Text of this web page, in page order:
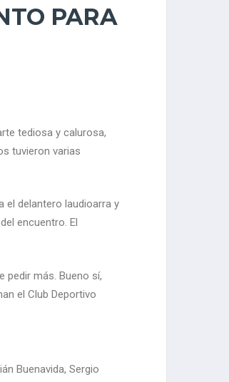
PARA
tediosa y calurosa,
tuvieron varias
el delantero laudioarra y
encuentro. El
pedir más. Bueno sí,
el Club Deportivo
Buenavida, Sergio